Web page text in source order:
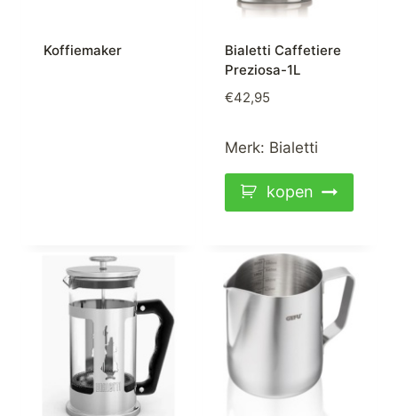
Koffiemaker
Bialetti Caffetiere
Preziosa-1L
€42,95
Merk: Bialetti
kopen